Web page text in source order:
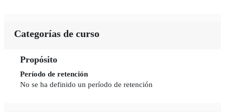
Categorías de curso
Propósito
Período de retención
No se ha definido un período de retención